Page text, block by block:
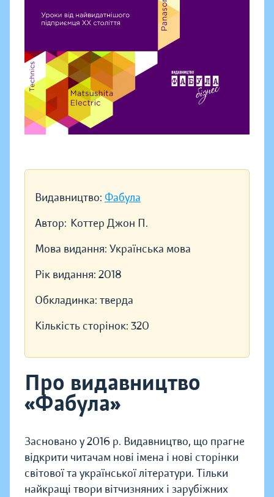
Видавництво: Фабула
Автор: Коттер Джон П.
Мова видання: Українська мова
Рік видання: 2018
Обкладинка: тверда
Кількість сторінок: 320
Про видавництво
«Фабула»
Засновано у 2016 р. Видавництво, що прагне
відкрити читачам нові імена і нові сторінки
світової та української літератури. Тільки
найкращі твори вітчизняних і зарубіжних